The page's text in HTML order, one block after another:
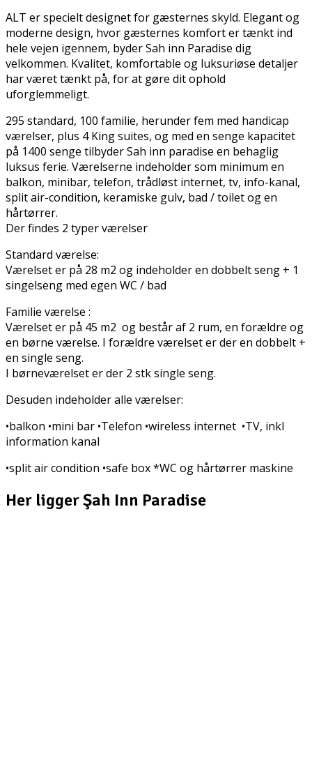
ALT er specielt designet for gæsternes skyld. Elegant og
moderne design, hvor gæsternes komfort er tænkt ind
hele vejen igennem, byder Sah inn Paradise dig
velkommen. Kvalitet, komfortable og luksuriøse detaljer
har været tænkt på, for at gøre dit ophold
uforglemmeligt.
295 standard, 100 familie, herunder fem med handicap
værelser, plus 4 King suites, og med en senge kapacitet
på 1400 senge tilbyder Sah inn paradise en behaglig
luksus ferie. Værelserne indeholder som minimum en
balkon, minibar, telefon, trådløst internet, tv, info-kanal,
split air-condition, keramiske gulv, bad / toilet og en
hårtørrer.
Der findes 2 typer værelser
Standard værelse:
Værelset er på 28 m2 og indeholder en dobbelt seng + 1
singelseng med egen WC / bad
Familie værelse :
Værelset er på 45 m2 og består af 2 rum, en forældre og
en børne værelse. I forældre værelset er der en dobbelt +
en single seng.
I børneværelset er der 2 stk single seng.
Desuden indeholder alle værelser:
•balkon •mini bar •Telefon •wireless internet •TV, inkl
information kanal
•split air condition •safe box *WC og hårtørrer maskine
Her ligger Şah Inn Paradise